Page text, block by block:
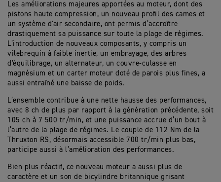
Les améliorations majeures apportées au moteur, dont des
pistons haute compression, un nouveau profil des cames et
un système d'air secondaire, ont permis d’accroître
drastiquement sa puissance sur toute la plage de régimes.
L’introduction de nouveaux composants, y compris un
vilebrequin à faible inertie, un embrayage, des arbres
d'équilibrage, un alternateur, un couvre-culasse en
magnésium et un carter moteur doté de parois plus fines, a
aussi entraîné une baisse de poids.
L’ensemble contribue à une nette hausse des performances,
avec 8 ch de plus par rapport à la génération précédente, soit
105 ch à 7 500 tr/min, et une puissance accrue d’un bout à
l’autre de la plage de régimes. Le couple de 112 Nm de la
Thruxton RS, désormais accessible 700 tr/min plus bas,
participe aussi à l’amélioration des performances.
Bien plus réactif, ce nouveau moteur a aussi plus de
caractère et un son de bicylindre britannique grisant